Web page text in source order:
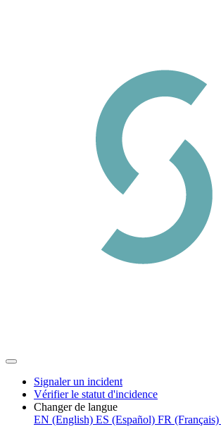
Signaler un incident
Vérifier le statut d'incidence
Changer de langue
EN (English) ES (Español) FR (Français)